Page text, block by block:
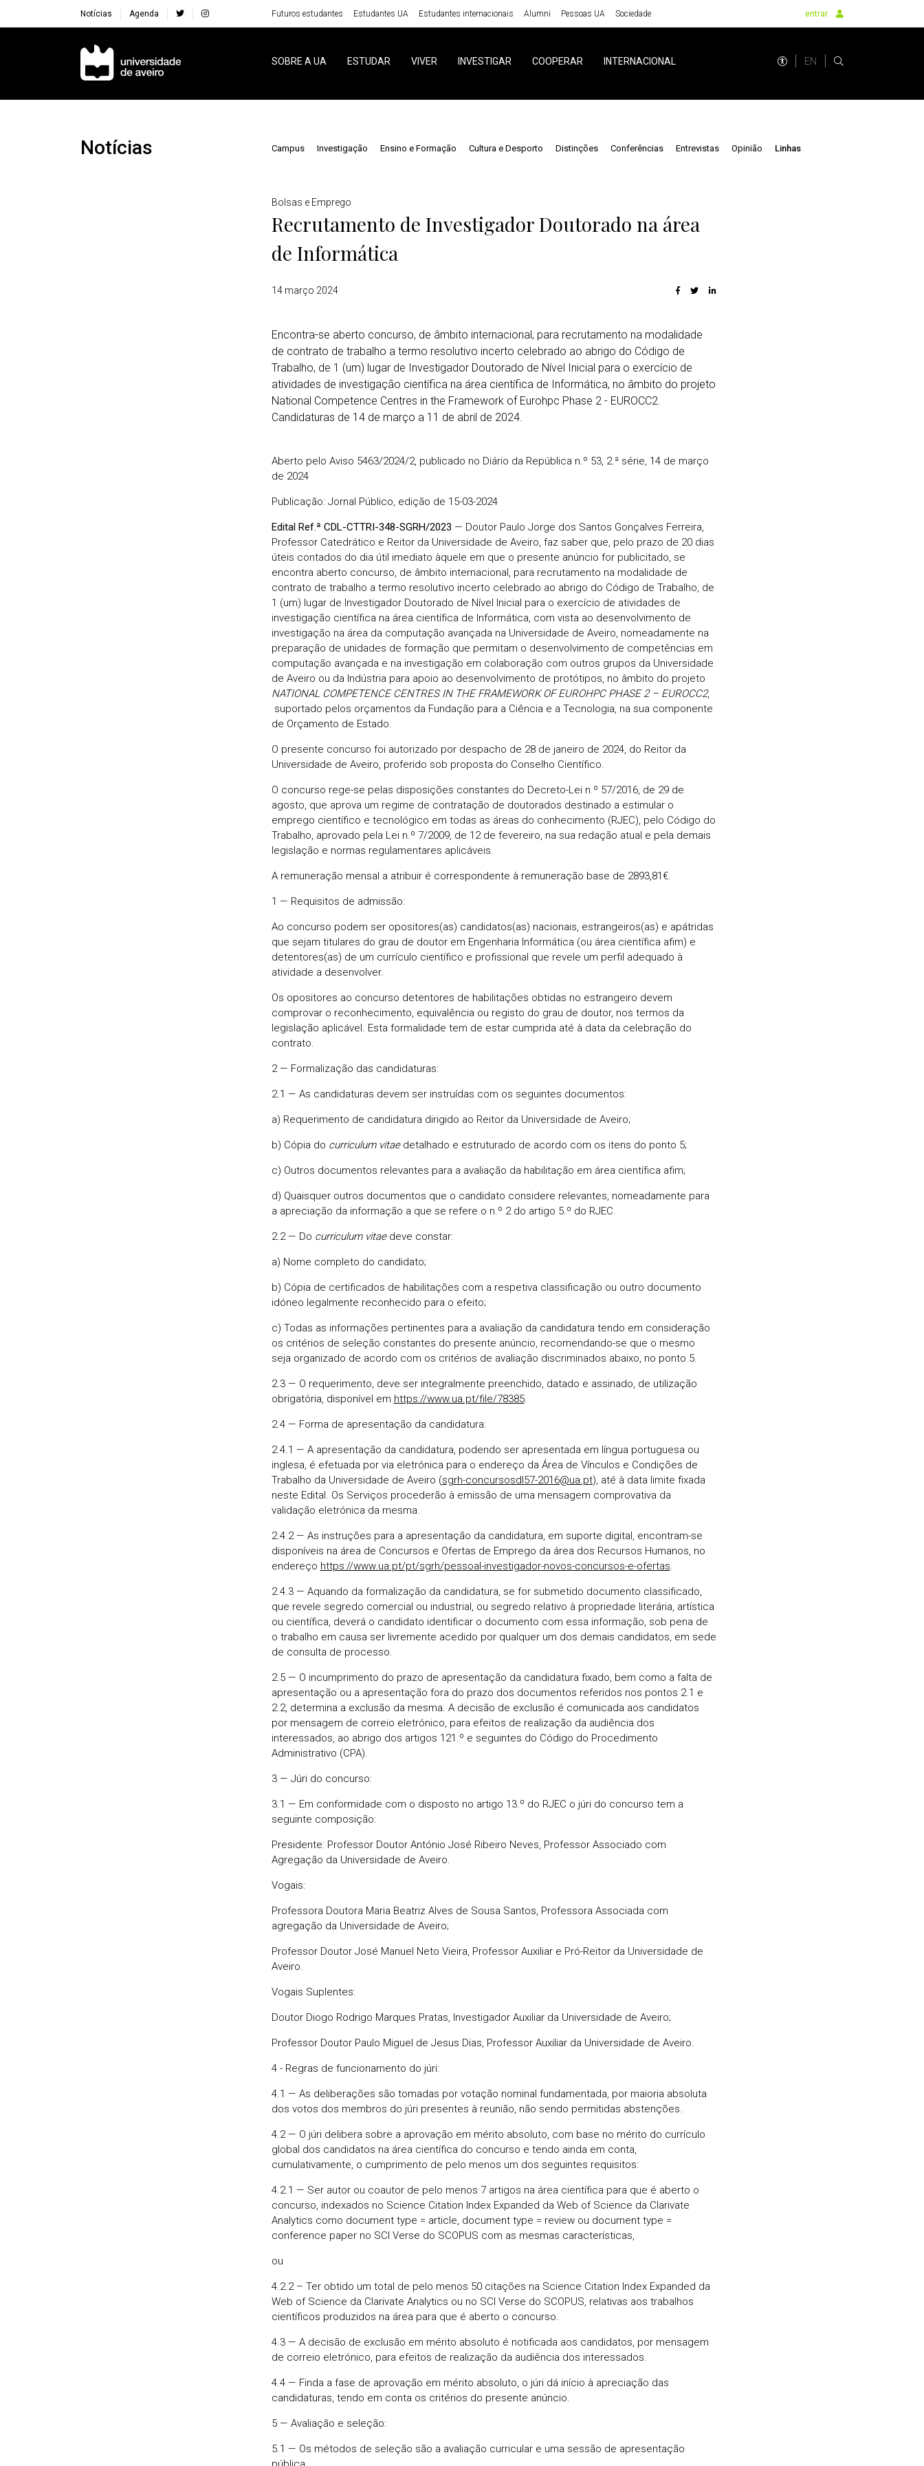
Notícias Agenda Futuros estudantes Estudantes UA Estudantes internacionais Alumni Pessoas UA Sociedade entrar
Navegação Principal
SOBRE A UA ESTUDAR VIVER INVESTIGAR COOPERAR INTERNACIONAL EN
Notícias Campus Investigação Ensino e Formação Cultura e Desporto Distinções Conferências Entrevistas Opinião Linhas
Bolsas e Emprego
Recrutamento de Investigador Doutorado na área
de Informática
14 março 2024
Encontra-se aberto concurso, de âmbito internacional, para recrutamento na modalidade
de contrato de trabalho a termo resolutivo incerto celebrado ao abrigo do Código de
Trabalho, de 1 (um) lugar de Investigador Doutorado de Nível Inicial para o exercício de
atividades de investigação científica na área científica de Informática, no âmbito do projeto
National Competence Centres in the Framework of Eurohpc Phase 2 - EUROCC2.
Candidaturas de 14 de março a 11 de abril de 2024.
Aberto pelo Aviso 5463/2024/2, publicado no Diário da República n.º 53, 2.ª série, 14 de março
de 2024
Publicação: Jornal Público, edição de 15-03-2024
Edital Ref.ª CDL-CTTRI-348-SGRH/2023 — Doutor Paulo Jorge dos Santos Gonçalves Ferreira,
Professor Catedrático e Reitor da Universidade de Aveiro, faz saber que, pelo prazo de 20 dias
úteis contados do dia útil imediato àquele em que o presente anúncio for publicitado, se
encontra aberto concurso, de âmbito internacional, para recrutamento na modalidade de
contrato de trabalho a termo resolutivo incerto celebrado ao abrigo do Código de Trabalho, de
1 (um) lugar de Investigador Doutorado de Nível Inicial para o exercício de atividades de
investigação científica na área científica de Informática, com vista ao desenvolvimento de
investigação na área da computação avançada na Universidade de Aveiro, nomeadamente na
preparação de unidades de formação que permitam o desenvolvimento de competências em
computação avançada e na investigação em colaboração com outros grupos da Universidade
de Aveiro ou da Indústria para apoio ao desenvolvimento de protótipos, no âmbito do projeto
NATIONAL COMPETENCE CENTRES IN THE FRAMEWORK OF EUROHPC PHASE 2 – EUROCC2,
suportado pelos orçamentos da Fundação para a Ciência e a Tecnologia, na sua componente
de Orçamento de Estado.
O presente concurso foi autorizado por despacho de 28 de janeiro de 2024, do Reitor da
Universidade de Aveiro, proferido sob proposta do Conselho Científico.
O concurso rege-se pelas disposições constantes do Decreto-Lei n.º 57/2016, de 29 de
agosto, que aprova um regime de contratação de doutorados destinado a estimular o
emprego científico e tecnológico em todas as áreas do conhecimento (RJEC), pelo Código do
Trabalho, aprovado pela Lei n.º 7/2009, de 12 de fevereiro, na sua redação atual e pela demais
legislação e normas regulamentares aplicáveis.
A remuneração mensal a atribuir é correspondente à remuneração base de 2893,81€.
1 — Requisitos de admissão:
Ao concurso podem ser opositores(as) candidatos(as) nacionais, estrangeiros(as) e apátridas
que sejam titulares do grau de doutor em Engenharia Informática (ou área científica afim) e
detentores(as) de um currículo científico e profissional que revele um perfil adequado à
atividade a desenvolver.
Os opositores ao concurso detentores de habilitações obtidas no estrangeiro devem
comprovar o reconhecimento, equivalência ou registo do grau de doutor, nos termos da
legislação aplicável. Esta formalidade tem de estar cumprida até à data da celebração do
contrato.
2 — Formalização das candidaturas:
2.1 — As candidaturas devem ser instruídas com os seguintes documentos:
a) Requerimento de candidatura dirigido ao Reitor da Universidade de Aveiro;
b) Cópia do curriculum vitaedetalhado e estruturado de acordo com os itens do ponto 5;
c) Outros documentos relevantes para a avaliação da habilitação em área científica afim;
d) Quaisquer outros documentos que o candidato considere relevantes, nomeadamente para
a apreciação da informação a que se refere o n.º 2 do artigo 5.º do RJEC.
2.2 — Do curriculum vitaedeve constar:
a) Nome completo do candidato;
b) Cópia de certificados de habilitações com a respetiva classificação ou outro documento
idóneo legalmente reconhecido para o efeito;
c) Todas as informações pertinentes para a avaliação da candidatura tendo em consideração
os critérios de seleção constantes do presente anúncio, recomendando-se que o mesmo
seja organizado de acordo com os critérios de avaliação discriminados abaixo, no ponto 5.
2.3 — O requerimento, deve ser integralmente preenchido, datado e assinado, de utilização
obrigatória, disponível em https://www.ua.pt/file/78385.
2.4 — Forma de apresentação da candidatura:
2.4.1 — A apresentação da candidatura, podendo ser apresentada em língua portuguesa ou
inglesa, é efetuada por via eletrónica para o endereço da Área de Vínculos e Condições de
Trabalho da Universidade de Aveiro (sgrh-concursosdl57-2016@ua.pt), até à data limite fixada
neste Edital. Os Serviços procederão à emissão de uma mensagem comprovativa da
validação eletrónica da mesma.
2.4.2 — As instruções para a apresentação da candidatura, em suporte digital, encontram-se
disponíveis na área de Concursos e Ofertas de Emprego da área dos Recursos Humanos, no
endereço https://www.ua.pt/pt/sgrh/pessoal-investigador-novos-concursos-e-ofertas.
2.4.3 — Aquando da formalização da candidatura, se for submetido documento classificado,
que revele segredo comercial ou industrial, ou segredo relativo à propriedade literária, artística
ou científica, deverá o candidato identificar o documento com essa informação, sob pena de
o trabalho em causa ser livremente acedido por qualquer um dos demais candidatos, em sede
de consulta de processo.
2.5 — O incumprimento do prazo de apresentação da candidatura fixado, bem como a falta de
apresentação ou a apresentação fora do prazo dos documentos referidos nos pontos 2.1 e
2.2, determina a exclusão da mesma. A decisão de exclusão é comunicada aos candidatos
por mensagem de correio eletrónico, para efeitos de realização da audiência dos
interessados, ao abrigo dos artigos 121.º e seguintes do Código do Procedimento
Administrativo (CPA).
3 — Júri do concurso:
3.1 — Em conformidade com o disposto no artigo 13.º do RJEC o júri do concurso tem a
seguinte composição:
Presidente: Professor Doutor António José Ribeiro Neves, Professor Associado com
Agregação da Universidade de Aveiro.
Vogais:
Professora Doutora Maria Beatriz Alves de Sousa Santos, Professora Associada com
agregação da Universidade de Aveiro;
Professor Doutor José Manuel Neto Vieira, Professor Auxiliar e Pró-Reitor da Universidade de
Aveiro.
Vogais Suplentes:
Doutor Diogo Rodrigo Marques Pratas, Investigador Auxiliar da Universidade de Aveiro;
Professor Doutor Paulo Miguel de Jesus Dias, Professor Auxiliar da Universidade de Aveiro.
4 - Regras de funcionamento do júri:
4.1 — As deliberações são tomadas por votação nominal fundamentada, por maioria absoluta
dos votos dos membros do júri presentes à reunião, não sendo permitidas abstenções.
4.2 — O júri delibera sobre a aprovação em mérito absoluto, com base no mérito do currículo
global dos candidatos na área científica do concurso e tendo ainda em conta,
cumulativamente, o cumprimento de pelo menos um dos seguintes requisitos:
4.2.1 — Ser autor ou coautor de pelo menos 7 artigos na área científica para que é aberto o
concurso, indexados no Science Citation Index Expanded da Web of Science da Clarivate
Analytics como document type = article, document type = review ou document type =
conference paper no SCI Verse do SCOPUS com as mesmas características,
ou
4.2.2 – Ter obtido um total de pelo menos 50 citações na Science Citation Index Expanded da
Web of Science da Clarivate Analytics ou no SCI Verse do SCOPUS, relativas aos trabalhos
científicos produzidos na área para que é aberto o concurso.
4.3 — A decisão de exclusão em mérito absoluto é notificada aos candidatos, por mensagem
de correio eletrónico, para efeitos de realização da audiência dos interessados.
4.4 — Finda a fase de aprovação em mérito absoluto, o júri dá início à apreciação das
candidaturas, tendo em conta os critérios do presente anúncio.
5 — Avaliação e seleção:
5.1 — Os métodos de seleção são a avaliação curricular e uma sessão de apresentação